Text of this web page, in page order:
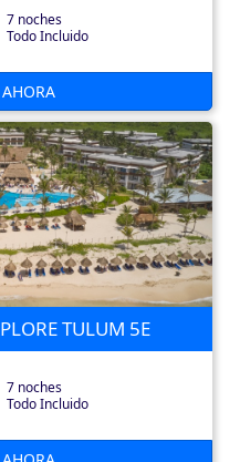
7 noches
Todo Incluido
AHORA
TULUM 5E
7 noches
Todo Incluido